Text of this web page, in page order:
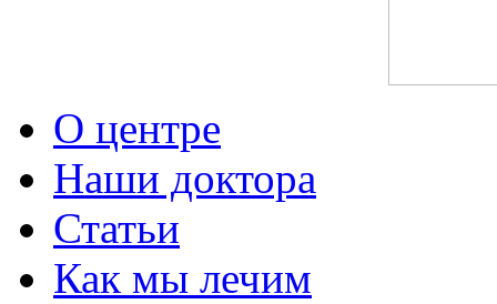
О центре
Наши доктора
Статьи
Как мы лечим